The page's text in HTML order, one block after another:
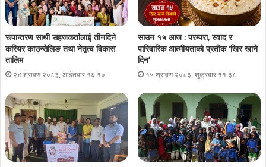
रूपान्तरण साथी सहजकर्तालाई तीनदिने
करियर काउन्सेलिङ तथा नेतृत्व विकास
तालिम
२४ श्रावण २०८३, आईतवार १६:१०
साउन १५ आज : परम्परा, स्वाद र
पारिवारिक आत्मीयताको प्रतीक ‘खिर खाने
दिन’
१५ श्रावण २०८३, शुक्रबार ११:३८